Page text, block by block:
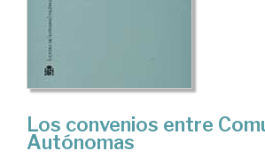
Los convenios entre
Autónomas